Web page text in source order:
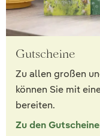
Gutscheine
Zu allen großen
können Sie mit
bereiten.
Zu den